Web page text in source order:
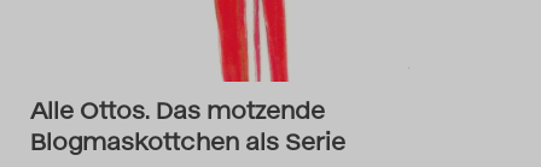
Alle Ottos. Das motzende
Blogmaskottchen als Serie